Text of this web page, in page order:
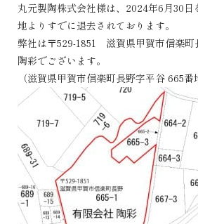
丸元製陶株式会社様は、2024年6月30
地よりすでに退去されております。
弊社は〒529-1851 滋賀県甲賀市信楽
陶彩でございます。
（滋賀県甲賀市信楽町長野字平谷 665番